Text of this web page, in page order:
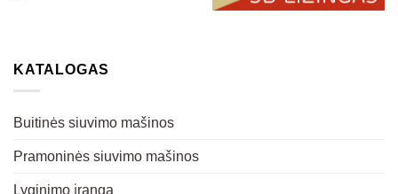
KATALOGAS
Buitinės siuvimo mašinos
Pramoninės siuvimo mašinos
Lyginimo įranga